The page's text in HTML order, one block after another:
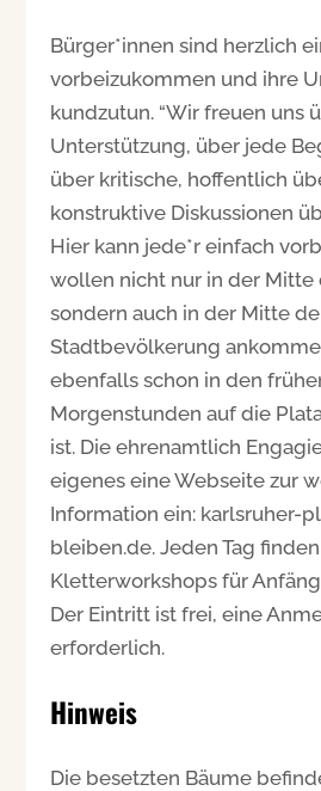
Bürger*innen sind herzlich
vorbeizukommen und ihre
kundzutun. “Wir freuen uns
Unterstützung, über jede
über kritische, hoffentlich
konstruktive Diskussionen
Hier kann jede*r einfach
wollen nicht nur in der Mitte
sondern auch in der Mitte
Stadtbevölkerung
ebenfalls schon in den
Morgenstunden auf die
ist. Die ehrenamtlich
eigenes eine Webseite zur
Information ein: karlsruher-
bleiben.de. Jeden Tag finden
Kletterworkshops für
Der Eintritt ist frei, eine
erforderlich.
Hinweis
Die besetzten Bäume